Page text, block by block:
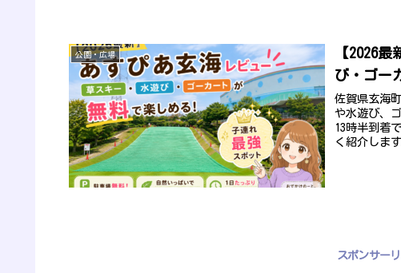
公園・広場
【2026
び・ゴー
佐賀県玄海
や水遊び、
13時半到着
く紹介します
スポンサー